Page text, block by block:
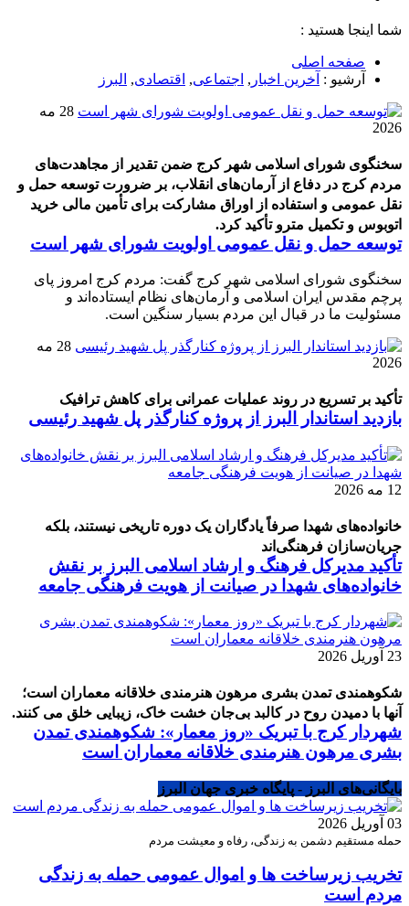
شما اینجا هستید :
صفحه اصلی
آرشیو : آخرین اخبار , اجتماعی, اقتصادی, البرز
28 مه
2026
سخنگوی شورای اسلامی شهر کرج ضمن تقدیر از مجاهدت‌های
مردم کرج در دفاع از آرمان‌های انقلاب، بر ضرورت توسعه حمل و
نقل عمومی و استفاده از اوراق مشارکت برای تأمین مالی خرید
اتوبوس و تکمیل مترو تأکید کرد.
توسعه حمل و نقل عمومی اولویت شورای شهر است
سخنگوی شورای اسلامی شهر کرج گفت: مردم کرج امروز پای
پرچم مقدس ایران اسلامی و آرمان‌های نظام ایستاده‌اند و
مسئولیت ما در قبال این مردم بسیار سنگین است.
28 مه
2026
تأکید بر تسریع در روند عملیات عمرانی برای کاهش ترافیک
بازدید استاندار البرز از پروژه کنارگذر پل شهید رئیسی
12 مه 2026
خانواده‌های شهدا صرفاً یادگاران یک دوره تاریخی نیستند، بلکه
جریان‌سازان فرهنگی‌اند
تأکید مدیرکل فرهنگ و ارشاد اسلامی البرز بر نقش
خانواده‌های شهدا در صیانت از هویت فرهنگی جامعه
23 آوریل 2026
شکوهمندی تمدن بشری مرهون هنرمندی خلاقانه معماران است؛
آنها با دمیدن روح در کالبد بی‌جان خشت خاک، زیبایی خلق می کنند.
شهردار کرج با تبریک «روز معمار»: شکوهمندی تمدن
بشری مرهون هنرمندی خلاقانه معماران است
بایگانی‌های البرز - پایگاه خبری جهان البرز
03 آوریل 2026
حمله مستقیم دشمن به زندگی، رفاه و معیشت مردم
تخریب زیرساخت ها و اموال عمومی حمله به زندگی
مردم است